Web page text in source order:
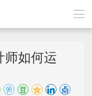
师如何运